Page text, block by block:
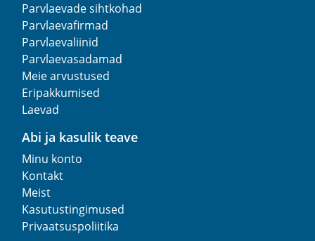
Parvlaevade sihtkohad
Parvlaevafirmad
Parvlaevaliinid
Parvlaevasadamad
Meie arvustused
Eripakkumised
Laevad
Abi ja kasulik teave
Minu konto
Kontakt
Meist
Kasutustingimused
Privaatsuspoliitika